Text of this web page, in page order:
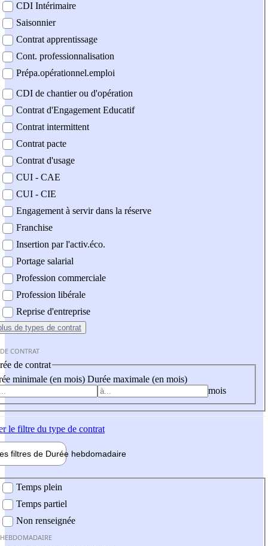
CDI Intérimaire
Saisonnier
Contrat apprentissage
Cont. professionnalisation
Prépa.opérationnel.emploi
CDI de chantier ou d'opération
Contrat d'Engagement Educatif
Contrat intermittent
Contrat pacte
Contrat d'usage
CUI - CAE
CUI - CIE
Engagement à servir dans la réserve
Franchise
Insertion par l'activ.éco.
Portage salarial
Profession commerciale
Profession libérale
Reprise d'entreprise
de types de contrat
CONTRAT
de contrat
minimale (en mois) Durée maximale (en mois)
mois
le filtre du type de contrat
filtres de Durée hebdomadaire
Temps plein
Temps partiel
Non renseignée